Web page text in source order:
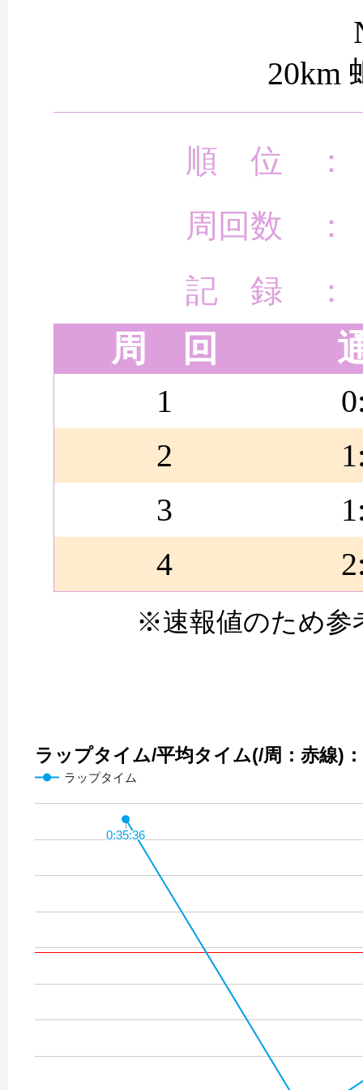
20km
順 位 ：
周回数 ：
記 録 ：
周 回
1
2
3
4
※速報値のため参
ラップタイム/平均タイム(/周：赤線)
ラップタイム
0:35:36
0:35:36